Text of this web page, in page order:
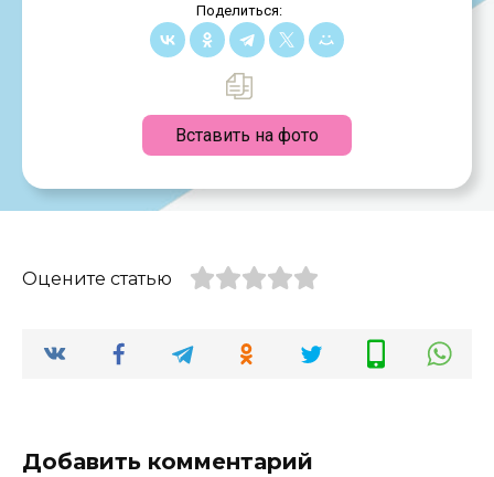
Поделиться:
Вставить на фото
Оцените статью
Добавить комментарий